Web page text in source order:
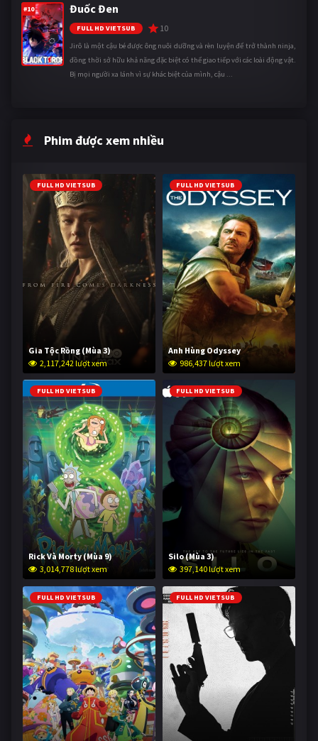
#10 Đuốc Đen
FULL HD VIETSUB 10
Jirô là một cậu bé được ông nuôi dưỡng và rèn luyện để trở thành ninja,
đồng thời sở hữu khả năng đặc biệt có thể giao tiếp với các loài động vật.
Bị mọi người xa lánh vì sự khác biệt của mình, cậu ...
Phim được xem nhiều
FULL HD VIETSUB
Gia Tộc Rồng (Mùa 3)
2,117,242 lượt xem
FULL HD VIETSUB
Anh Hùng Odyssey
986,437 lượt xem
FULL HD VIETSUB
Rick Và Morty (Mùa 9)
3,014,778 lượt xem
FULL HD VIETSUB
Silo (Mùa 3)
397,140 lượt xem
FULL HD VIETSUB FULL HD VIETSUB